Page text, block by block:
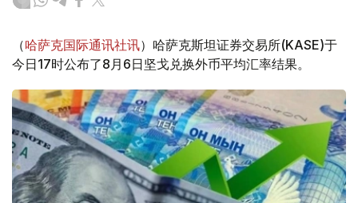
（哈萨克国际通讯社讯）哈萨克斯坦证券交易所(KASE)于
今日17时公布了8月6日坚戈兑换外币平均汇率结果。